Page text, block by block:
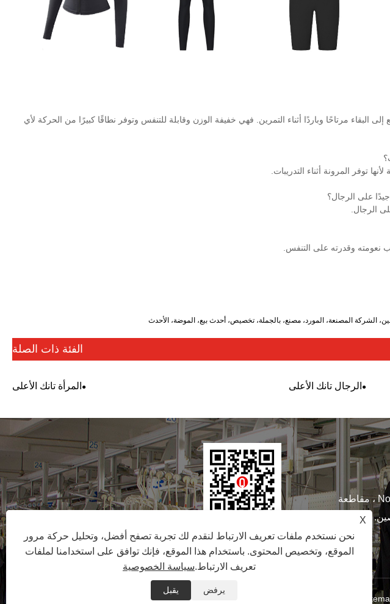
البقاء مرتاحًا وباردًا أثناء التمرين. فهي خفيفة الوزن وقابلة للتنفس وتوفر نطاقًا كبيرًا من الحركة لأي
توفر المرونة أثناء التدريبات.
على الرجال؟
الرجال.
نعومته وقدرته على التنفس.
الشركة المصنعة، المورد، مصنع، بالجملة، تخصيص، أحدث بيع، الموضة، الأحدث
الفئة ذات الصلة
المرأة تانك الأعلى الرجال تانك الأعلى
No.98 XIANGXING RD ، مقاطعة
X
نحن نستخدم ملفات تعريف الارتباط لنقدم لك تجربة تصفح أفضل، وتحليل حركة مرور
الموقع، وتخصيص المحتوى. باستخدام هذا الموقع، فإنك توافق على استخدامنا لملفات
تعريف الارتباط.سياسة الخصوصية
يرفض يقبل